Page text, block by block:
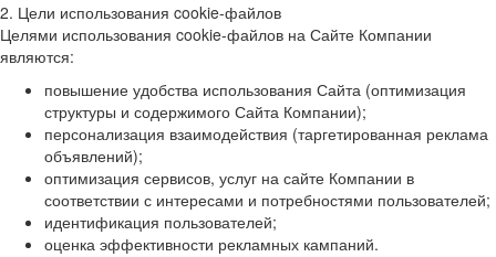
2. Цели использования cookie-файлов
Целями использования cookie-файлов на Сайте Компании
являются:
повышение удобства использования Сайта (оптимизация
структуры и содержимого Сайта Компании);
персонализация взаимодействия (таргетированная реклама
объявлений);
оптимизация сервисов, услуг на сайте Компании в
соответствии с интересами и потребностями пользователей;
идентификация пользователей;
оценка эффективности рекламных кампаний.